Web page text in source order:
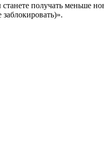
получать меньше